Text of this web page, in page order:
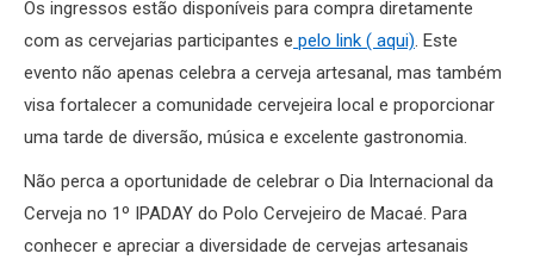
Os ingressos estão disponíveis para compra diretamente
com as cervejarias participantes e pelo link ( aqui). Este
evento não apenas celebra a cerveja artesanal, mas também
visa fortalecer a comunidade cervejeira local e proporcionar
uma tarde de diversão, música e excelente gastronomia.
Não perca a oportunidade de celebrar o Dia Internacional da
Cerveja no 1º IPADAY do Polo Cervejeiro de Macaé. Para
conhecer e apreciar a diversidade de cervejas artesanais